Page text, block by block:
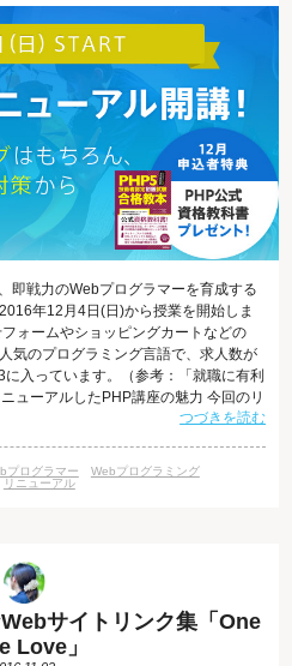
即戦力のWebプログラマーを育成する
年12月4日(日)から授業を開始しま
ォームやショッピングカートなどの
気のプログラミング言語で、求人数が
入っています。（参考：「就職に有利
ューアルしたPHP講座の魅力 今回のリ
PHP講座の魅力の中から、ポイントを
のトラブルが起きにくいスマートな開
ウハウをカリキュラムに集約しまし
つづきを読む
プログラマー
Webプログラミング
リニューアル
サイトリンク集「One
Love」